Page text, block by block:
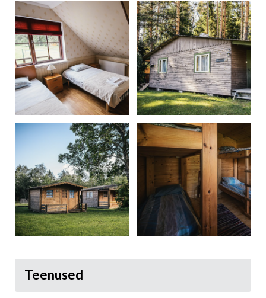
Teenused